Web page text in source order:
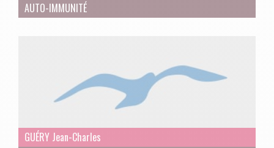
AUTO-IMMUNITÉ
GUÉRY Jean-Charles